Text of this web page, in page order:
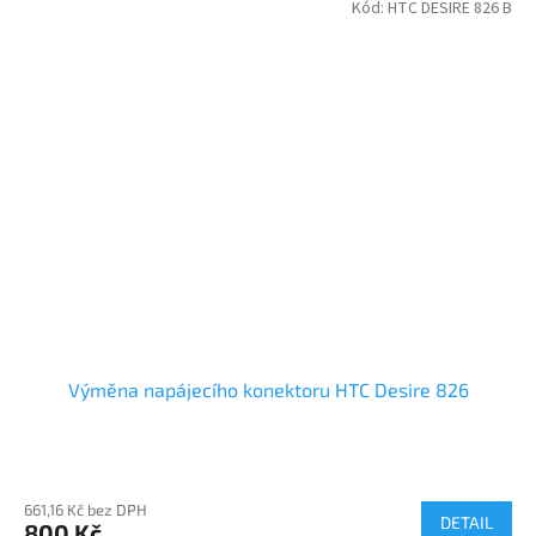
Výměna napájecího konektoru HTC Desire 826
661,16 Kč bez DPH
DETAIL
Kód: HTC DESIRE 826 B